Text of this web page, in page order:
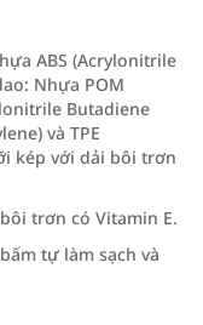
ABS (Acrylonitrile
Nhựa POM
Butadiene
và TPE
kép với dải bôi trơn
trơn có Vitamin E.
tự làm sạch và